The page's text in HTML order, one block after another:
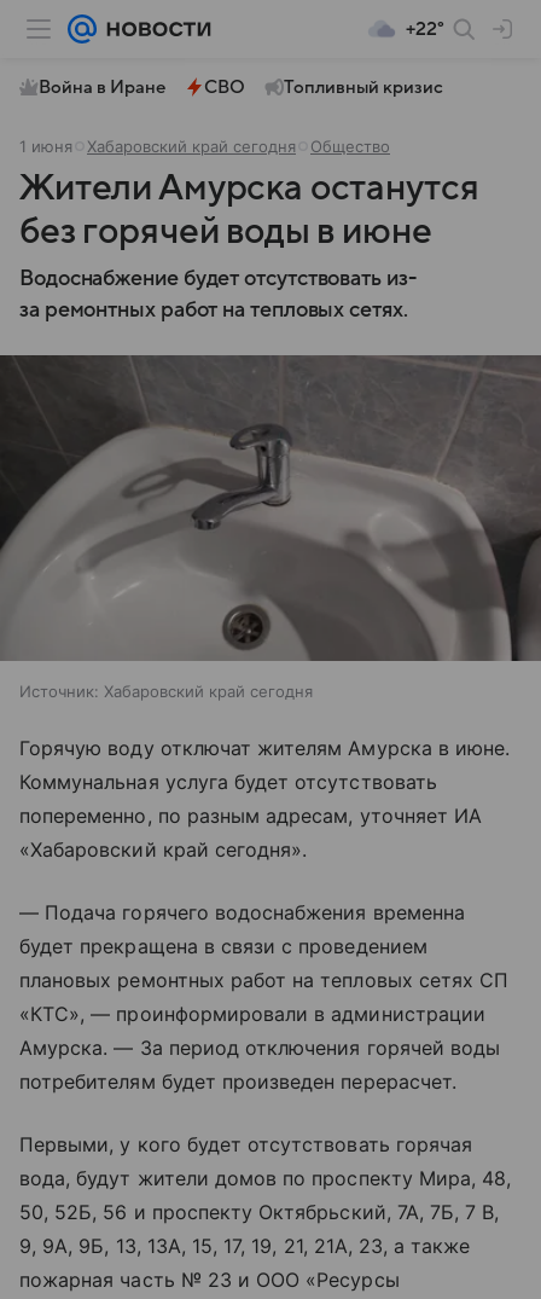
+22°
Война в Иране СВО Топливный кризис
1 июня Хабаровский край сегодня Общество
Жители Амурска останутся
без горячей воды в июне
Водоснабжение будет отсутствовать из-
за ремонтных работ на тепловых сетях.
Источник: Хабаровский край сегодня
Горячую воду отключат жителям Амурска в июне.
Коммунальная услуга будет отсутствовать
попеременно, по разным адресам, уточняет ИА
«Хабаровский край сегодня».
— Подача горячего водоснабжения временна
будет прекращена в связи с проведением
плановых ремонтных работ на тепловых сетях СП
«КТС», — проинформировали в администрации
Амурска. — За период отключения горячей воды
потребителям будет произведен перерасчет.
Первыми, у кого будет отсутствовать горячая
вода, будут жители домов по проспекту Мира, 48,
50, 52Б, 56 и проспекту Октябрьский, 7А, 7Б, 7 В,
9, 9А, 9Б, 13, 13А, 15, 17, 19, 21, 21А, 23, а также
пожарная часть № 23 и ООО «Ресурсы